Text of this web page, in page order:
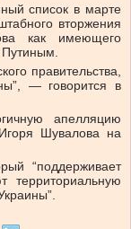
список в марте
вторжения
как имеющего
Путиным.
правительства,
— говорится в
апелляцию
Шувалова на
“поддерживает
территориальную